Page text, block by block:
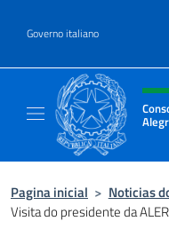
Governo italiano
Site, social e
Pagina inicial > Noticias
Visita do presidente da